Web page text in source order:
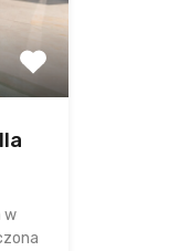
w